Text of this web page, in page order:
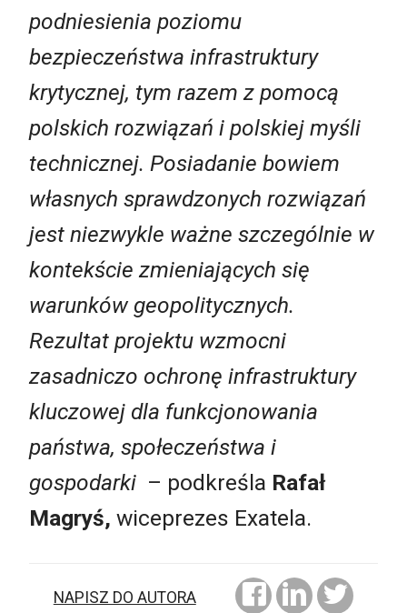
podniesienia poziomu
bezpieczeństwa infrastruktury
krytycznej, tym razem z pomocą
polskich rozwiązań i polskiej myśli
technicznej. Posiadanie bowiem
własnych sprawdzonych rozwiązań
jest niezwykle ważne szczególnie w
kontekście zmieniających się
warunków geopolitycznych.
Rezultat projektu wzmocni
zasadniczo ochronę infrastruktury
kluczowej dla funkcjonowania
państwa, społeczeństwa i
gospodarki – podkreśla Rafał
Magryś, wiceprezes Exatela.
NAPISZ DO AUTORA